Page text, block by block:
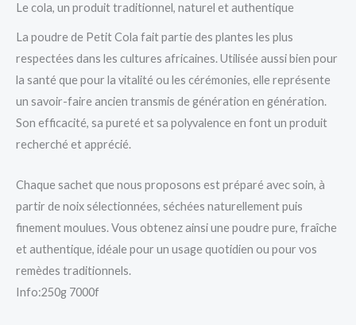
Le cola, un produit traditionnel, naturel et authentique
La poudre de Petit Cola fait partie des plantes les plus
respectées dans les cultures africaines. Utilisée aussi bien pour
la santé que pour la vitalité ou les cérémonies, elle représente
un savoir-faire ancien transmis de génération en génération.
Son efficacité, sa pureté et sa polyvalence en font un produit
recherché et apprécié.
Chaque sachet que nous proposons est préparé avec soin, à
partir de noix sélectionnées, séchées naturellement puis
finement moulues. Vous obtenez ainsi une poudre pure, fraîche
et authentique, idéale pour un usage quotidien ou pour vos
remèdes traditionnels.
Info:250g 7000f